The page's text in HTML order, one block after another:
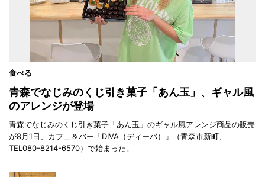
食べる
青森でなじみのくじ引き菓子「あん玉」、ギャル風
のアレンジが登場
青森でなじみのくじ引き菓子「あん玉」のギャル風アレンジ商品の販売
が8月1日、カフェ＆バー「DIVA（ディーバ）」（青森市新町、
TEL080-8214-6570）で始まった。